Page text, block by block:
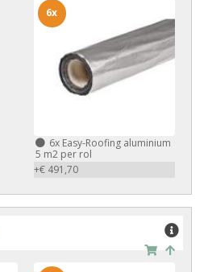
6xEasy-Roofing aluminium
5 m2 per rol
+€ 491,70
6x